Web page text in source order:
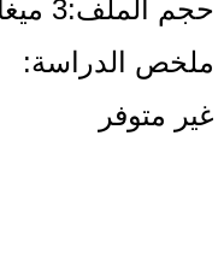
حجم الملف:3 ميغابايت
ملخص الدراسة:
غير متوفر